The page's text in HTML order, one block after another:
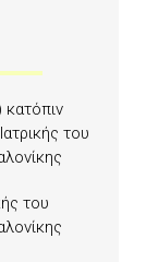
του
του